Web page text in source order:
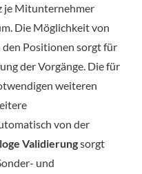
je Mitunternehmer
Die Möglichkeit von
den Positionen sorgt für
der Vorgänge. Die für
weiteren
von der
Validierungsorgt
und